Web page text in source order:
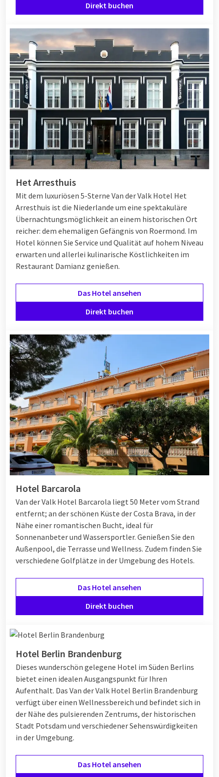
Direkt buchen
Het Arresthuis
Mit dem luxuriösen 5-Sterne Van der Valk Hotel Het
Arresthuis ist die Niederlande um eine spektakuläre
Übernachtungsmöglichkeit an einem historischen Ort
reicher: dem ehemaligen Gefängnis von Roermond. Im
Hotel können Sie Service und Qualität auf hohem Niveau
erwarten und allerlei kulinarische Köstlichkeiten im
Restaurant Damianz genießen.
Das Hotel ansehen
Direkt buchen
Hotel Barcarola
Van der Valk Hotel Barcarola liegt 50 Meter vom Strand
entfernt; an der schönen Küste der Costa Brava, in der
Nähe einer romantischen Bucht, ideal für
Sonnenanbeter und Wassersportler. Genießen Sie den
Außenpool, die Terrasse und Wellness. Zudem finden Sie
verschiedene Golfplätze in der Umgebung des Hotels.
Das Hotel ansehen
Direkt buchen
Hotel Berlin Brandenburg
Dieses wunderschön gelegene Hotel im Süden Berlins
bietet einen idealen Ausgangspunkt für Ihren
Aufenthalt. Das Van der Valk Hotel Berlin Brandenburg
verfügt über einen Wellnessbereich und befindet sich in
der Nähe des pulsierenden Zentrums, der historischen
Stadt Potsdam und verschiedener Sehenswürdigkeiten
in der Umgebung.
Das Hotel ansehen